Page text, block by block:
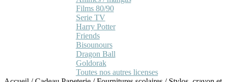
Films 80/90
Serie TV
Harry Potter
Friends
Bisounours
Dragon Ball
Goldorak
Toutes nos autres licenses